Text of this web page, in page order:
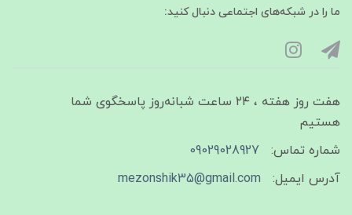
ما را در شبکه‌های اجتماعی دنبال کنید:
هفت روز هفته ، ۲۴ ساعت شبانه‌روز پاسخگوی شما
هستیم
شماره تماس:
09029028927
آدرس ایمیل:
mezonshik35@gmail.com